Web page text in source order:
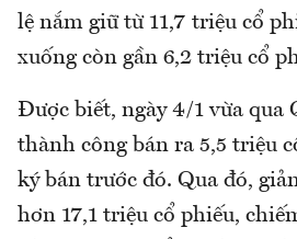
lệ nắm giữ từ 11,7 triệu cổ
xuống còn gần 6,2 triệu cổ
Được biết, ngày 4/1 vừa qua
thành công bán ra 5,5 triệu
ký bán trước đó. Qua đó,
hơn 17,1 triệu cổ phiếu,